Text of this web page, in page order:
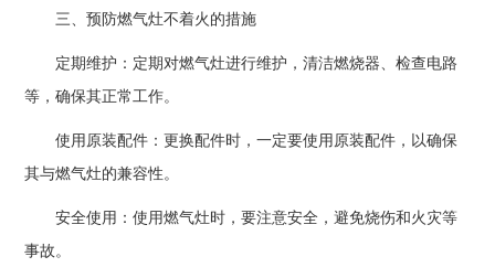
三、预防燃气灶不着火的措施
定期维护：定期对燃气灶进行维护，清洁燃烧器、检查电路
等，确保其正常工作。
使用原装配件：更换配件时，一定要使用原装配件，以确保
其与燃气灶的兼容性。
安全使用：使用燃气灶时，要注意安全，避免烧伤和火灾等
事故。